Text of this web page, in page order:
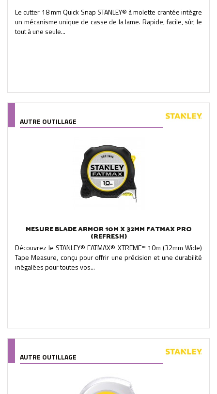
Le cutter 18 mm Quick Snap STANLEY® à molette crantée intègre
un mécanisme unique de casse de la lame. Rapide, facile, sûr, le
tout à une seule...
AUTRE OUTILLAGE
MESURE BLADE ARMOR 10M X 32MM FATMAX PRO
(REFRESH)
Découvrez le STANLEY® FATMAX® XTREME™ 10m (32mm Wide)
Tape Measure, conçu pour offrir une précision et une durabilité
inégalées pour toutes vos...
AUTRE OUTILLAGE